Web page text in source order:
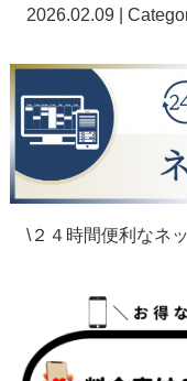
2026.02.09 |
\２４時間便利なネ